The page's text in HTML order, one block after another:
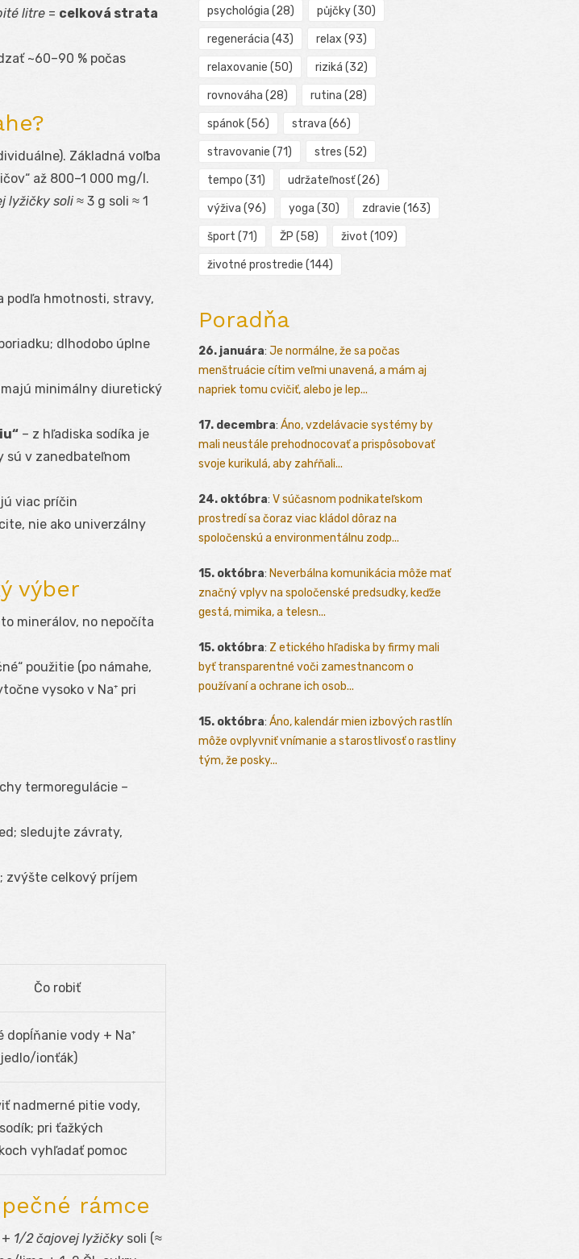
litre = celková strata
~60–90 % počas
Základná voľba
až 800–1 000 mg/l.
lyžičky soli ≈ 3 g soli ≈ 1
podľa hmotnosti, stravy,
dlhodobo úplne
minimálny diuretický
– z hľadiska sodíka je
sú v zanedbateľnom
viac príčin
nie ako univerzálny
výber
minerálov, no nepočíta
použitie (po námahe,
vysoko v Na⁺ pri
termoregulácie –
sledujte závraty,
zvýšte celkový príjem
Čo robiť
dopĺňanie vody + Na⁺
ionťák)
nadmerné pitie vody,
pri ťažkých
vyhľadať pomoc
rámce
1/2 čajovej lyžičky soli (≈
psychológia (28) půjčky(30)
regenerácia (43) relax (93)
relaxovanie (50) riziká (32)
rovnováha (28) rutina (28)
spánok(56) strava (66)
stravovanie (71) stres (52)
tempo (31) udržateľnosť(26)
výživa (96) yoga (30) zdravie (163)
šport (71) ŽP (58) život (109)
životné prostredie (144)
Poradňa
26. januára: Je normálne, že sa počas
menštruácie cítim veľmi unavená, a mám aj
napriek tomu cvičiť, alebo je lep...
17. decembra: Áno, vzdelávacie systémy by
mali neustále prehodnocovať a prispôsobovať
svoje kurikulá, aby zahŕňali...
24. októbra: V súčasnom podnikateľskom
prostredí sa čoraz viac kládol dôraz na
spoločenskú a environmentálnu zodp...
15. októbra: Neverbálna komunikácia môže mať
značný vplyv na spoločenské predsudky, keďže
gestá, mimika, a telesn...
15. októbra: Z etického hľadiska by firmy mali
byť transparentné voči zamestnancom o
používaní a ochrane ich osob...
15. októbra: Áno, kalendár mien izbových rastlín
môže ovplyvniť vnímanie a starostlivosť o rastliny
tým, že posky...